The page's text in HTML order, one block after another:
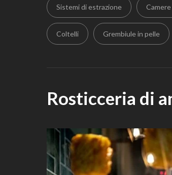
Sistemi di estrazione
Coltelli Grembiule in pelle
Rosticceria di